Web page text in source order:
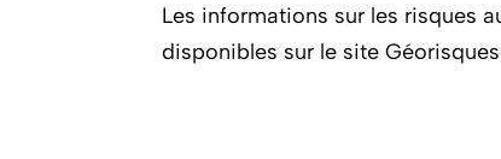
Les informations sur les risques
disponibles sur le site